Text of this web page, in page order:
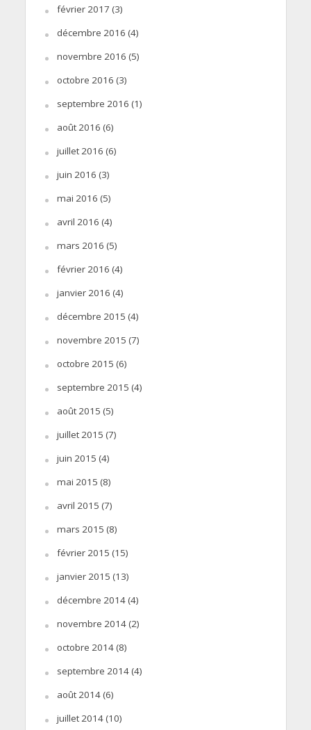
février 2017 (3)
décembre 2016 (4)
novembre 2016 (5)
octobre 2016 (3)
septembre 2016 (1)
août 2016 (6)
juillet 2016 (6)
juin 2016 (3)
mai 2016 (5)
avril 2016 (4)
mars 2016 (5)
février 2016 (4)
janvier 2016 (4)
décembre 2015 (4)
novembre 2015 (7)
octobre 2015 (6)
septembre 2015 (4)
août 2015 (5)
juillet 2015 (7)
juin 2015 (4)
mai 2015 (8)
avril 2015 (7)
mars 2015 (8)
février 2015 (15)
janvier 2015 (13)
décembre 2014(4)
novembre 2014(2)
octobre 2014(8)
septembre 2014(4)
août 2014(6)
juillet 2014(10)